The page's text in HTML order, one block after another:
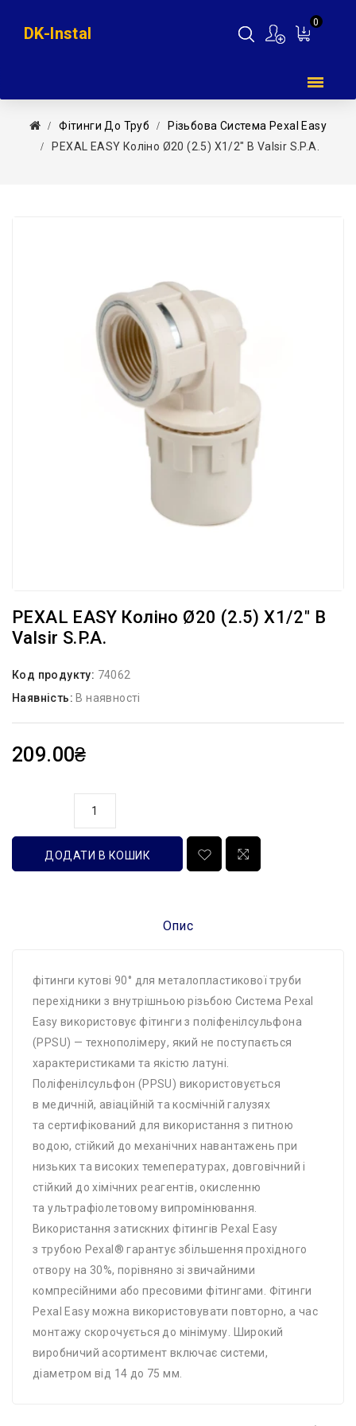
0
DK-Instal
Фітинги До Труб
Різьбова Система Pexal Easy
PEXAL EASY Коліно Ø20 (2.5) Х1/2″ В Valsir S.p.A.
PEXAL EASY Коліно Ø20 (2.5) Х1/2″ В
Valsir S.p.A.
Код продукту: 74062
Наявність: В наявності
209.00₴
ДОДАТИ В КОШИК
Опис
фітинги кутові 90° для металопластикової труби
перехідники з внутрішньою різьбою Система Pexal
Easy використовує фітинги з поліфенілсульфона
(PPSU) — технополімеру, який не поступається
характеристиками та якістю латуні.
Поліфенілсульфон (PPSU) використовується
в медичній, авіаційній та космічній галузях
та сертифікований для використання з питною
водою, стійкий до механічних навантажень при
низьких та високих темепературах, довговічний і
стійкий до хімічних реагентів, окисленню
та ультрафіолетовому випромінювання.
Використання затискних фітингів Pexal Easy
з трубою Pexal® гарантує збільшення прохідного
отвору на 30%, порівняно зі звичайними
компресійними або пресовими фітингами. Фітинги
Pexal Easy можна використовувати повторно, а час
монтажу скорочується до мінімуму. Широкий
виробничий асортимент включає системи,
діаметром від 14 до 75 мм.